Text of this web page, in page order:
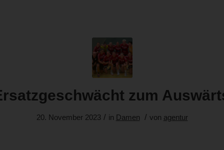
zum
20. November 2023 / in Damen / von agentur